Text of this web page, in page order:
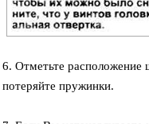
6. Отметьте
потеряйте пружинки.